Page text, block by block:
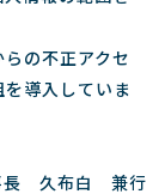
の不正アクセ
導入していま
長 久布白 兼行